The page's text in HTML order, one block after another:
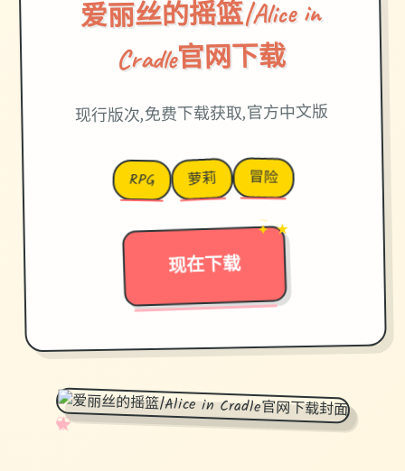
爱丽丝的摇篮|Alice in
Cradle官网下载
现行版次,免费下载获取,官方中文版
RPG 萝莉 冒险
现在下载
→
✦ ★
✧
♡
★
♥